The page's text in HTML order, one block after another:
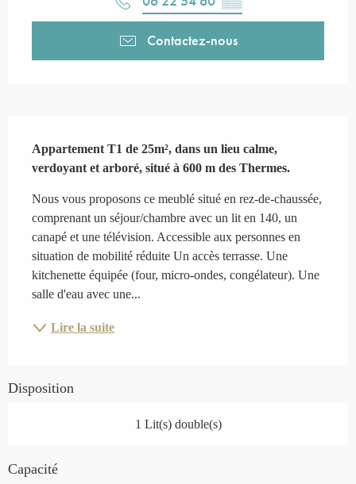
Contactez-nous
Appartement T1 de 25m², dans un lieu calme,
verdoyant et arboré, situé à 600 m des Thermes.
Nous vous proposons ce meublé situé en rez-de-chaussée,
comprenant un séjour/chambre avec un lit en 140, un
canapé et une télévision. Accessible aux personnes en
situation de mobilité réduite Un accès terrasse. Une
kitchenette équipée (four, micro-ondes, congélateur). Une
salle d'eau avec une...
Lire la suite
Disposition
1 Lit(s) double(s)
Capacité